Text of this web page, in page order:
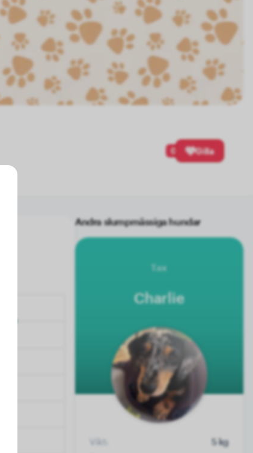
0 Gilla
Andra slumpmässiga hundar
Tax
Charlie
Vikt:
5 kg